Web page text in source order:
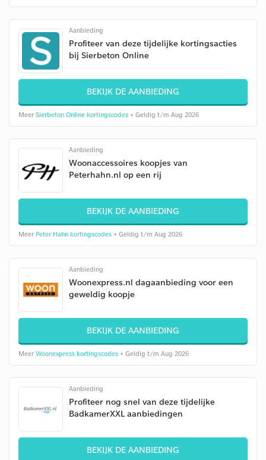
Aanbieding
Profiteer van deze tijdelijke kortingsacties
bij Sierbeton Online
BEKIJK DE AANBIEDING
Meer Sierbeton Online kortingscodes • Geldig t/m Aug 2026
Aanbieding
Woonaccessoires koopjes van
Peterhahn.nl op een rij
BEKIJK DE AANBIEDING
Meer Peter Hahn kortingscodes • Geldig t/m Aug 2026
Aanbieding
Woonexpress.nl dagaanbieding voor een
geweldig koopje
BEKIJK DE AANBIEDING
Meer Woonexpress kortingscodes • Geldig t/m Aug 2026
Aanbieding
Profiteer nog snel van deze tijdelijke
BadkamerXXL aanbiedingen
BEKIJK DE AANBIEDING